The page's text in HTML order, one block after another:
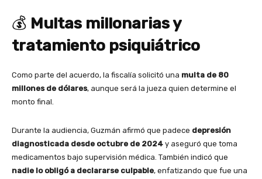
💰 Multas millonarias y
tratamiento psiquiátrico
Como parte del acuerdo, la fiscalía solicitó una multa de 80
millones de dólares, aunque será la jueza quien determine el
monto final.
Durante la audiencia, Guzmán afirmó que padece depresión
diagnosticada desde octubre de 2024 y aseguró que toma
medicamentos bajo supervisión médica. También indicó que
nadie lo obligó a declararse culpable, enfatizando que fue una